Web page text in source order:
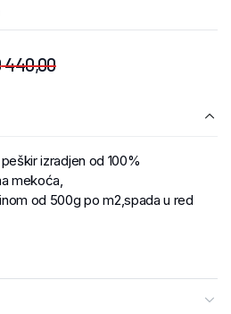
440,00
izradjen od 100%
mekoća,
od 500g po m2,spada u red